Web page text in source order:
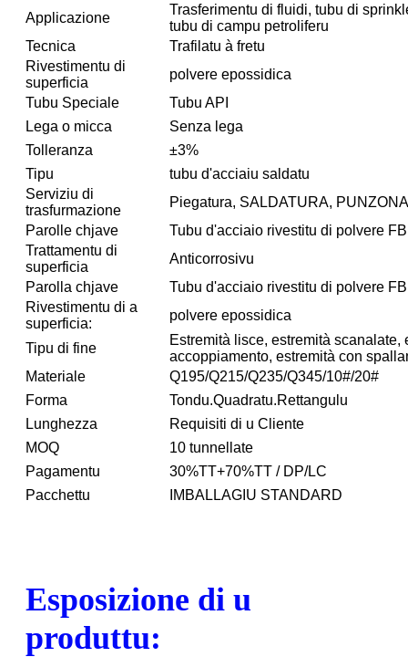
Applicazione
Trasferimentu di fluidi, tubu di
tubu di campu petroliferu
Tecnica
Trafilatu à fretu
Rivestimentu di
superficia
polvere epossidica
Tubu Speciale
Tubu API
Lega o micca
Senza lega
Tolleranza
±3%
Tipu
tubu d'acciaiu saldatu
Serviziu di
trasfurmazione
Piegatura, SALDATURA,
Parolle chjave
Tubu d'acciaio rivestitu di polvere
Trattamentu di
superficia
Anticorrosivu
Parolla chjave
Tubu d'acciaio rivestitu di polvere
Rivestimentu di a
superficia:
polvere epossidica
Tipu di fine
Estremità lisce, estremità scanalate,
accoppiamento, estremità con
Materiale
Q195/Q215/Q235/Q345/10#/20#
Forma
Tondu.Quadratu.Rettangulu
Lunghezza
Requisiti di u Cliente
MOQ
10 tunnellate
Pagamentu
30%TT+70%TT / DP/LC
Pacchettu
IMBALLAGIU STANDARD
Esposizione di u
produttu: